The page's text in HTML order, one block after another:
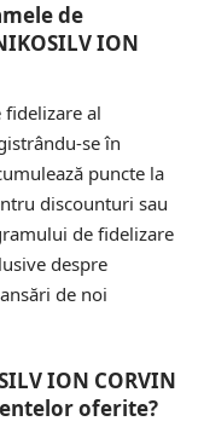
de
ION
al
se în
puncte la
discounturi sau
de fidelizare
despre
de noi
ION CORVIN
oferite?